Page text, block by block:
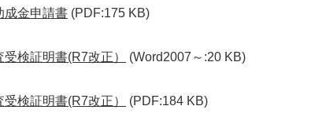
成金申請書 (PDF:175 KB)
検証明書(R7改正） (Word2007～:20 KB)
検証明書(R7改正） (PDF:184 KB)